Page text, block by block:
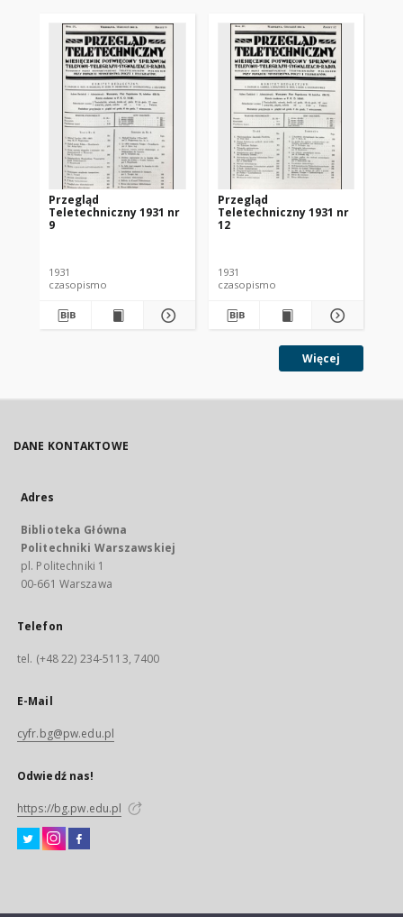
Przegląd
Teletechniczny 1931 nr
9
1931
czasopismo
Przegląd
Teletechniczny 1931 nr
12
1931
czasopismo
Więcej
DANE KONTAKTOWE
Adres
Biblioteka Główna
Politechniki Warszawskiej
pl. Politechniki 1
00-661 Warszawa
Telefon
tel. (+48 22) 234-5113, 7400
E-Mail
cyfr.bg@pw.edu.pl
Odwiedź nas!
https://bg.pw.edu.pl